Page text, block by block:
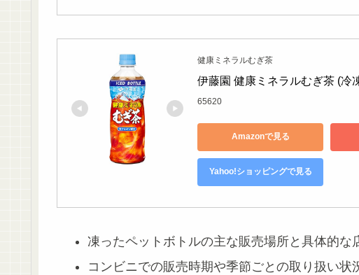
健康ミネラルむぎ茶
伊藤園 健康ミネラルむぎ茶 (冷
65620
Amazonで見る
Yahoo!ショッピングで見る
凍ったペットボトルの主な販売場所と具体的な
コンビニでの販売時期や季節ごとの取り扱い状